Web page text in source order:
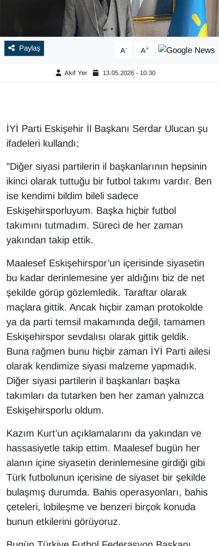
Paylaş A- A+
Akif Yer 13.05.2026 - 10:30
İYİ Parti Eskişehir İl Başkanı Serdar Ulucan şu
ifadeleri kullandı;
"Diğer siyasi partilerin il başkanlarının hepsinin
ikinci olarak tuttuğu bir futbol takımı vardır. Ben
ise kendimi bildim bileli sadece
Eskişehirsporluyum. Başka hiçbir futbol
takımını tutmadım. Süreci de her zaman
yakından takip ettik.
Maalesef Eskişehirspor’un içerisinde siyasetin
bu kadar derinlemesine yer aldığını biz de net
şekilde görüp gözlemledik. Taraftar olarak
maçlara gittik. Ancak hiçbir zaman protokolde
ya da parti temsil makamında değil, tamamen
Eskişehirspor sevdalısı olarak gittik geldik.
Buna rağmen bunu hiçbir zaman İYİ Parti ailesi
olarak kendimize siyasi malzeme yapmadık.
Diğer siyasi partilerin il başkanları başka
takımları da tutarken ben her zaman yalnızca
Eskişehirsporlu oldum.
Kazım Kurt’un açıklamalarını da yakından ve
hassasiyetle takip ettim. Maalesef bugün her
alanın içine siyasetin derinlemesine girdiği gibi
Türk futbolunun içerisine de siyaset bir şekilde
bulaşmış durumda. Bahis operasyonları, bahis
çeteleri, lobileşme ve benzeri birçok konuda
bunun etkilerini görüyoruz.